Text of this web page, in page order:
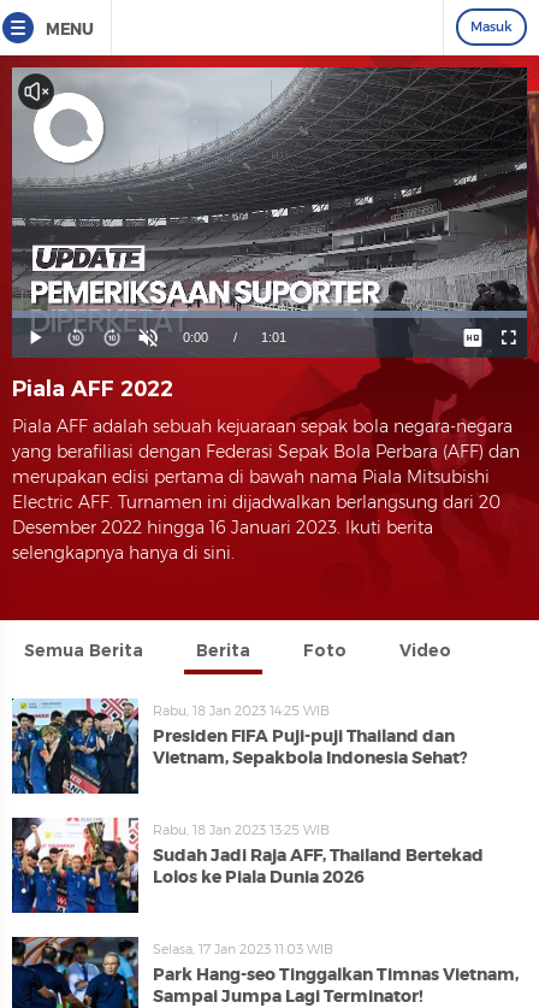
MENU Masuk
Piala AFF 2022
Piala AFF adalah sebuah kejuaraan sepak bola negara-negara
yang berafiliasi dengan Federasi Sepak Bola Perbara (AFF) dan
merupakan edisi pertama di bawah nama Piala Mitsubishi
Electric AFF. Turnamen ini dijadwalkan berlangsung dari 20
Desember 2022 hingga 16 Januari 2023. Ikuti berita
selengkapnya hanya di sini.
Semua Berita Berita Foto Video
Rabu, 18 Jan 2023 14:25 WIB
Presiden FIFA Puji-puji Thailand dan
Vietnam, Sepakbola Indonesia Sehat?
Rabu, 18 Jan 2023 13:25 WIB
Sudah Jadi Raja AFF, Thailand Bertekad
Lolos ke Piala Dunia 2026
Selasa, 17 Jan 2023 11:03 WIB
Park Hang-seo Tinggalkan Timnas Vietnam,
Sampai Jumpa Lagi Terminator!